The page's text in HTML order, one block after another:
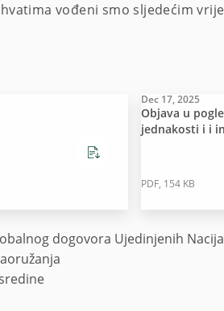
vođeni smo sljedećim
Dec 17, 2025
Objava u
jednakosti i i
PDF, 154 KB
dogovora Ujedinjenih Nacija